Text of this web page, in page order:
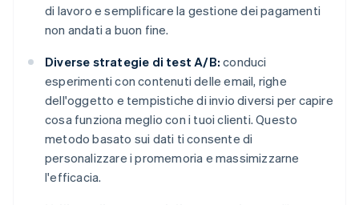
di lavoro e semplificare la gestione dei pagamenti
non andati a buon fine.
Diverse strategie di test A/B: conduci
esperimenti con contenuti delle email, righe
dell'oggetto e tempistiche di invio diversi per capire
cosa funziona meglio con i tuoi clienti. Questo
metodo basato sui dati ti consente di
personalizzare i promemoria e massimizzarne
l'efficacia.